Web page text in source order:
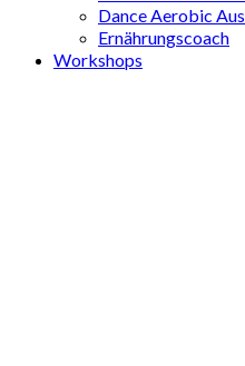
Dance Aerobic
Ernährungscoach
Workshops